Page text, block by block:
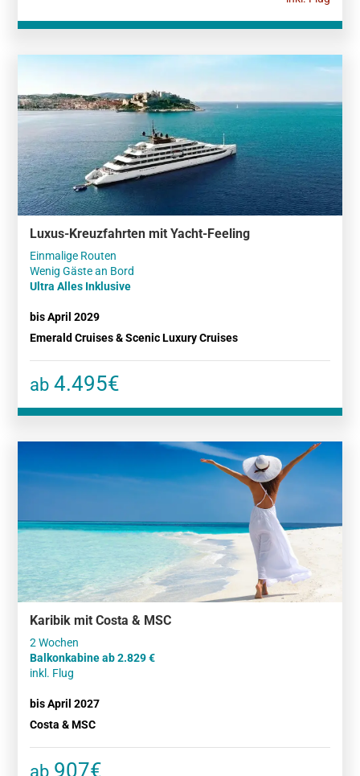
Luxus-Kreuzfahrten mit Yacht-Feeling
Einmalige Routen
Ultra Alles Inklusive
bis April 2029
Emerald Cruises & Scenic Luxury Cruises
ab 4.495€
Karibik mit Costa & MSC
Balkonkabine ab 2.829 €
inkl. Flug
bis April 2027
Costa & MSC
ab 907€